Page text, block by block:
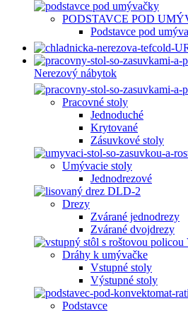
PODSTAVCE POD
Podstavce pod
Nerezový nábytok
Pracovné stoly
Jednoduché
Krytované
Zásuvkové stoly
Umývacie stoly
Jednodrezové
Drezy
Zvárané jednodrezy
Zvárané dvojdrezy
Dráhy k umývačke
Vstupné stoly
Výstupné stoly
Podstavce